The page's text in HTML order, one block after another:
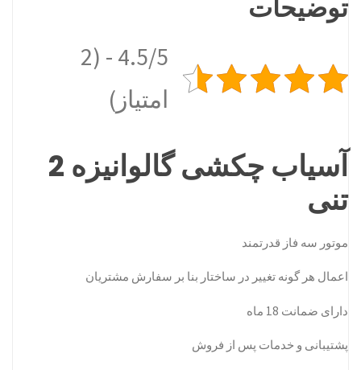
توضیحات
4.5/5 - (2
امتیاز)
آسیاب چکشی گالوانیزه 2
تنی
موتور سه فاز قدرتمند
اعمال هر گونه تغییر در ساختار بنا بر سفارش مشتریان
دارای ضمانت 18 ماه
پشتیبانی و خدمات پس از فروش